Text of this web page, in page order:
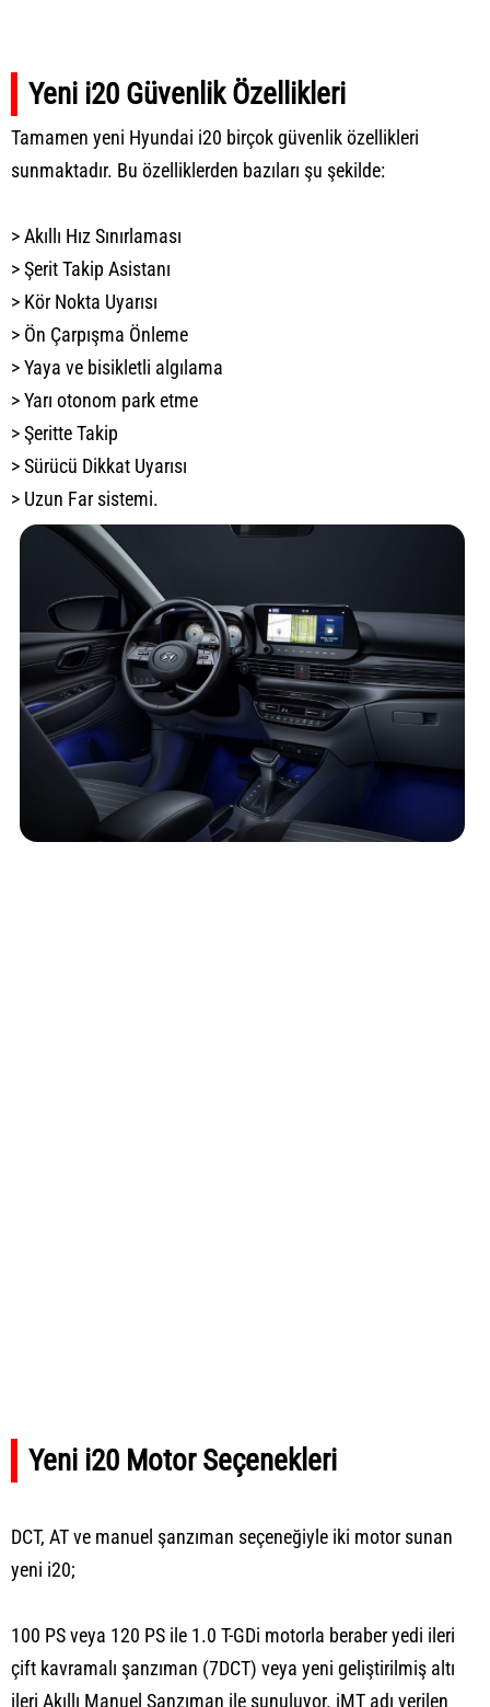
Yeni i20 Güvenlik Özellikleri
Tamamen yeni Hyundai i20 birçok güvenlik özellikleri
sunmaktadır. Bu özelliklerden bazıları şu şekilde:
> Akıllı Hız Sınırlaması
> Şerit Takip Asistanı
> Kör Nokta Uyarısı
> Ön Çarpışma Önleme
> Yaya ve bisikletli algılama
> Yarı otonom park etme
> Şeritte Takip
> Sürücü Dikkat Uyarısı
> Uzun Far sistemi.
Yeni i20 Motor Seçenekleri
DCT, AT ve manuel şanzıman seçeneğiyle iki motor sunan
yeni i20;
100 PS veya 120 PS ile 1.0 T-GDi motorla beraber yedi ileri
çift kavramalı şanzıman (7DCT) veya yeni geliştirilmiş altı
ileri Akıllı Manuel Şanzıman ile sunuluyor. iMT adı verilen